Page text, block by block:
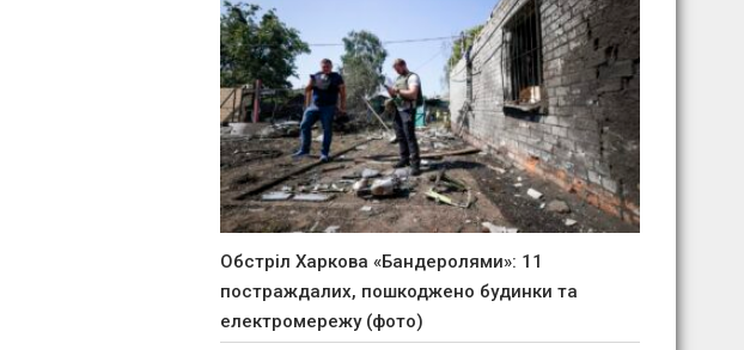
Обстріл Харкова «Бандеролями»: 11
постраждалих, пошкоджено будинки та
електромережу (фото)